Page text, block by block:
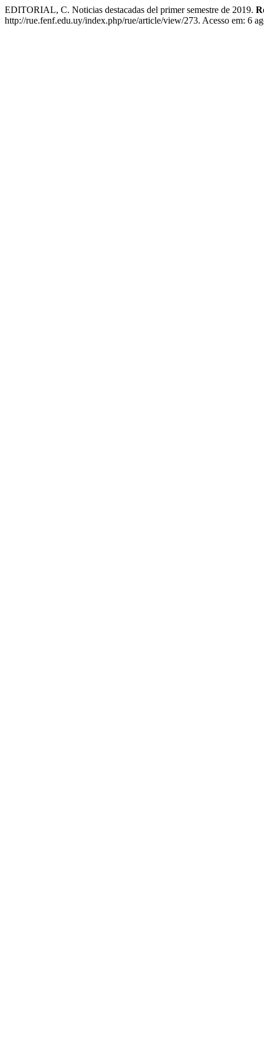
EDITORIAL, C. Noticias destacadas del primer semestre de 2019.
http://rue.fenf.edu.uy/index.php/rue/article/view/273. Acesso em: 6